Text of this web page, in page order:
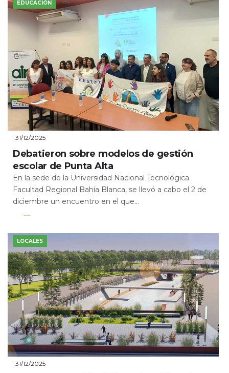
EDUCACIÓN
31/12/2025
Debatieron sobre modelos de gestión
escolar de Punta Alta
En la sede de la Universidad Nacional Tecnológica
Facultad Regional Bahía Blanca, se llevó a cabo el 2 de
diciembre un encuentro en el que...
Leer Más
LOCALES
31/12/2025